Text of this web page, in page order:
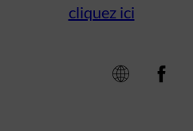
cliquez ici